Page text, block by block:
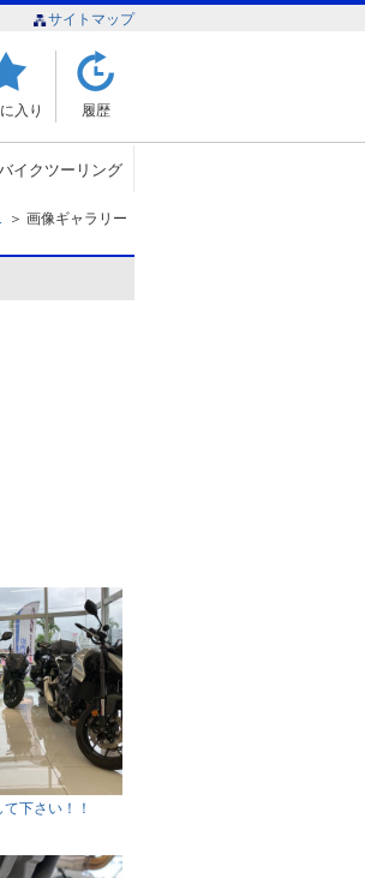
サイトマップ
入り 履歴
イクツーリング
＞ 画像ギャラリー
下さい！！